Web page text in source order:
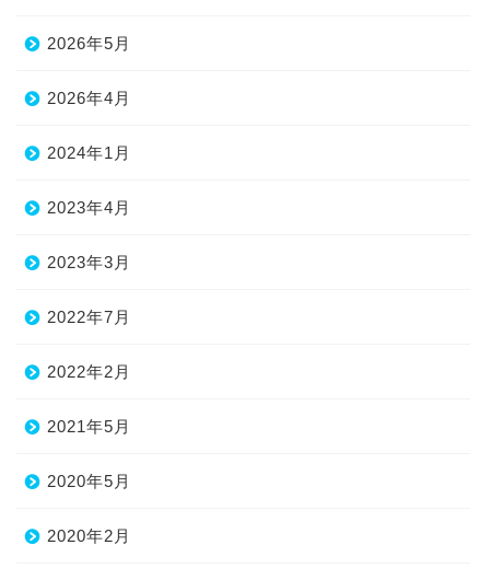
2026年5月
2026年4月
2024年1月
2023年4月
2023年3月
2022年7月
2022年2月
2021年5月
2020年5月
2020年2月